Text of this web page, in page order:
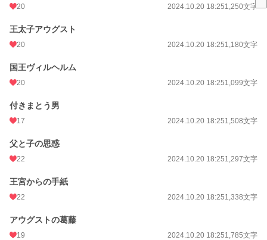
文字数
更新日時 2023.05.04 12:10
初回公開日時
初回完結日時 2023.05.04 12:10
月間ポイント
累計ポイント
20 2024.10.20 18:251,250文字
王太子アウグスト
20 2024.10.20 18:251,180文字
国王ヴィルヘルム
20 2024.10.20 18:251,099文字
付きまとう男
17 2024.10.20 18:251,508文字
父と子の思惑
22 2024.10.20 18:251,297文字
王宮からの手紙
22 2024.10.20 18:251,338文字
アウグストの葛藤
19 2024.10.20 18:251,785文字